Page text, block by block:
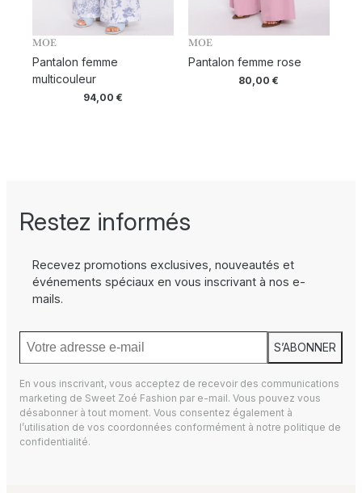
MOE
Pantalon femme
multicouleur
94,00€
MOE
Pantalon femme rose
80,00€
Restez informés
Recevez promotions exclusives, nouveautés et
événements spéciaux en vous inscrivant à nos e-
mails.
S’ABONNER
En vous inscrivant, vous acceptez de recevoir des communications
marketing de Sweet Zoé Fashion par e-mail. Vous pouvez vous
désabonner à tout moment. Vous consentez également à
l’utilisation de vos coordonnées conformément à notre politique de
confidentialité.